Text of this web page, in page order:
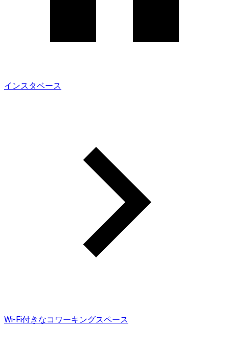
インスタベース
Wi-Fi付きなコワーキングスペース